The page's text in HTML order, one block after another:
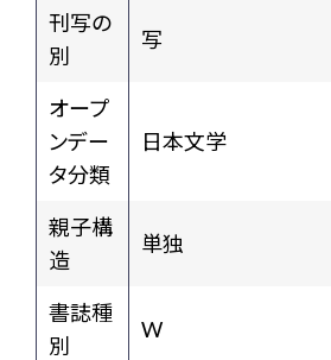
刊写の
別
写
オープ
ンデー
タ分類
日本文学
親子構
造
単独
書誌種
別
W